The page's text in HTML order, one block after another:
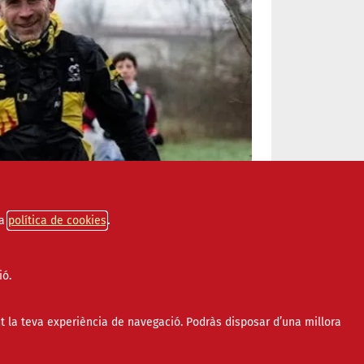
política de cookies
teva experiència de navegació. Podràs disposar d’una millora